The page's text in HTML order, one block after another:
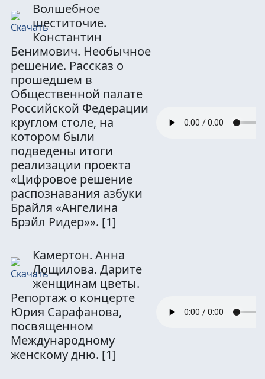
Волшебное
шеститочие.
Константин
Бенимович. Необычное
решение. Рассказ о
прошедшем в
Общественной палате
Российской Федерации
круглом столе, на
котором были
подведены итоги
реализации проекта
«Цифровое решение
распознавания азбуки
Брайля «Ангелина
Брэйл Ридер»». [1]
Камертон. Анна
Лощилова. Дарите
женщинам цветы.
Репортаж о концерте
Юрия Сарафанова,
посвященном
Международному
женскому дню. [1]